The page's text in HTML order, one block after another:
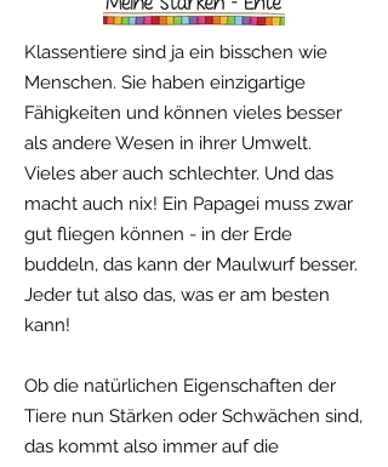
Klassentiere sind ja ein bisschen wie
Menschen. Sie haben einzigartige
Fähigkeiten und können vieles besser
als andere Wesen in ihrer Umwelt.
Vieles aber auch schlechter. Und das
macht auch nix! Ein Papagei muss zwar
gut fliegen können - in der Erde
buddeln, das kann der Maulwurf besser.
Jeder tut also das, was er am besten
kann!
Ob die natürlichen Eigenschaften der
Tiere nun Stärken oder Schwächen sind,
das kommt also immer auf die